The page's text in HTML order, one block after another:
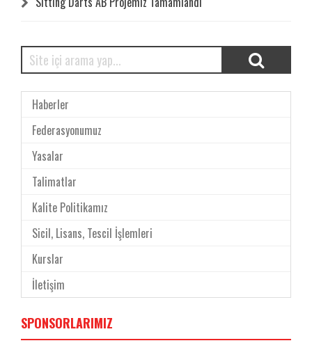
Haberler
Federasyonumuz
Yasalar
Talimatlar
Kalite Politikamız
Sicil, Lisans, Tescil İşlemleri
Kurslar
İletişim
SPONSORLARIMIZ